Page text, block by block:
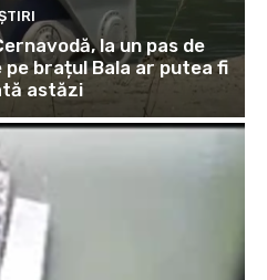
la un pas de
brațul Bala ar putea fi
astăzi